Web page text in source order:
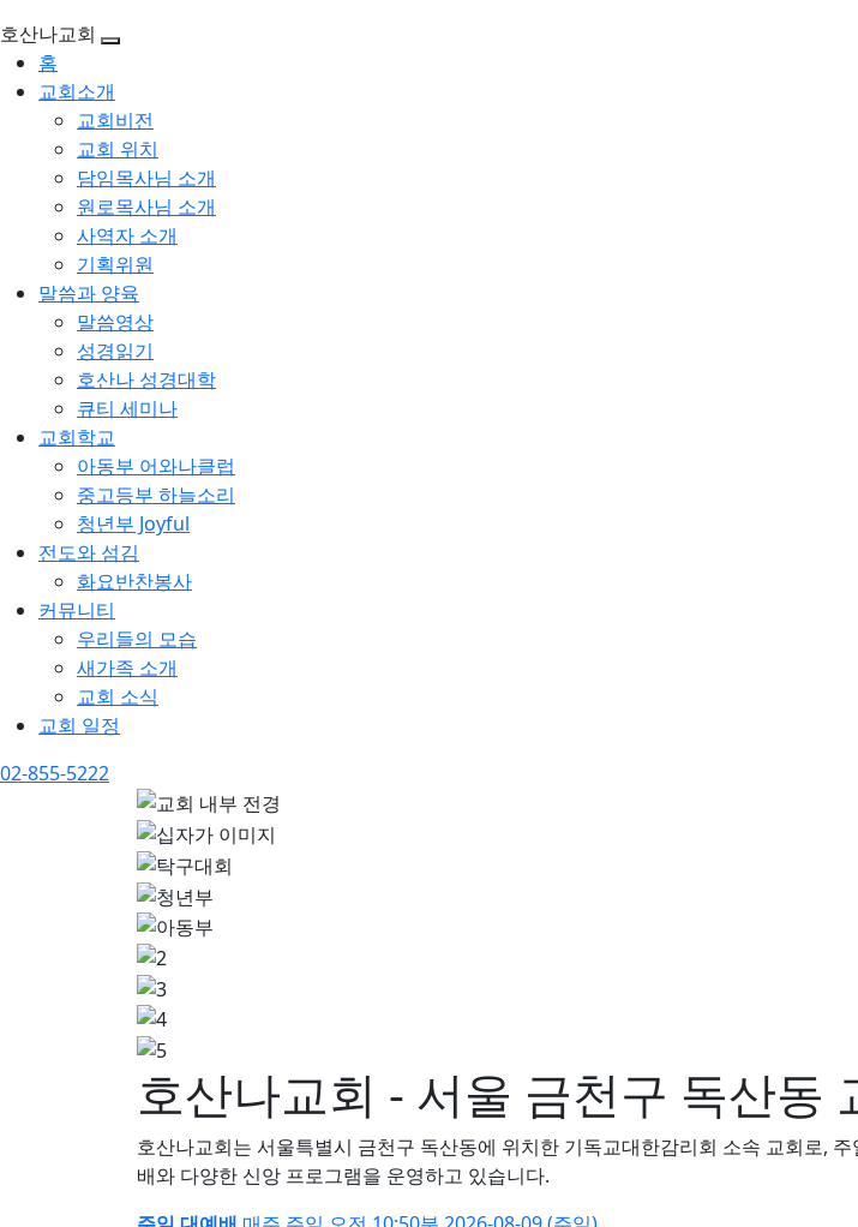
호산나교회
홈
교회소개
교회비전
교회 위치
담임목사님 소개
원로목사님 소개
사역자 소개
기획위원
말씀과 양육
말씀영상
성경읽기
호산나 성경대학
큐티 세미나
교회학교
아동부 어와나클럽
중고등부 하늘소리
청년부 Joyful
전도와 섬김
화요반찬봉사
커뮤니티
우리들의 모습
새가족 소개
교회 소식
교회 일정
02-855-5222
호산나교회 - 서울 금천구 독산동
호산나교회는 서울특별시 금천구 독산동에 위치한 기독교대한감리회 소속 교회로,
배와 다양한 신앙 프로그램을 운영하고 있습니다.